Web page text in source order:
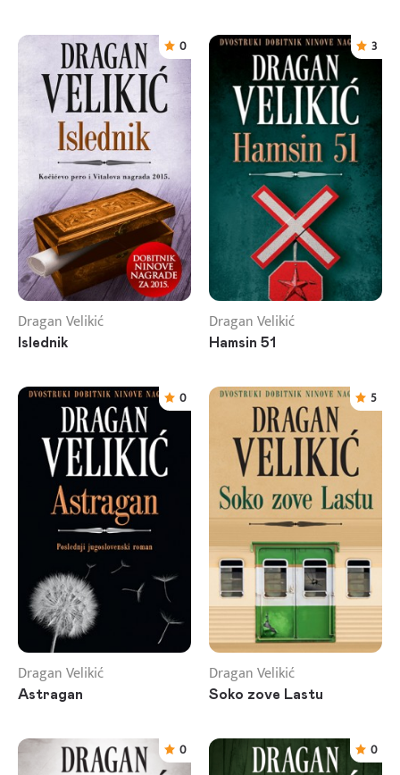
0
Dragan Velikić
Islednik
3
Dragan Velikić
Hamsin 51
0
Dragan Velikić
Astragan
5
Dragan Velikić
Soko zove Lastu
0 0